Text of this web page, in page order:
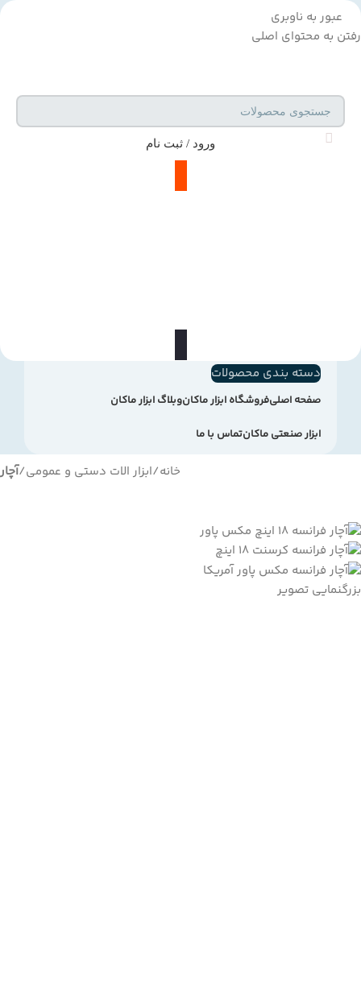
عبور به ناوبری
رفتن به محتوای اصلی
ورود / ثبت نام
دسته بندی محصولات
صفحه اصلیفروشگاه ابزار ماکانوبلاگ ابزار ماکان
ابزار صنعتی ماکانتماس با ما
خانه ابزار الات دستی و عمومی آچار
بزرگنمایی تصویر